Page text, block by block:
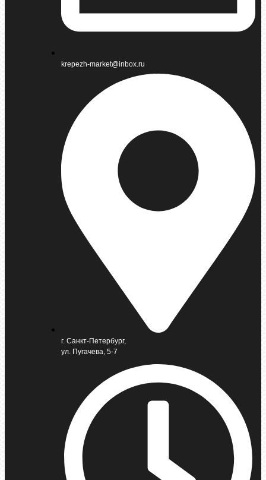
krepezh-market@inbox.ru
г. Санкт-Петербург,
ул. Пугачева, 5-7